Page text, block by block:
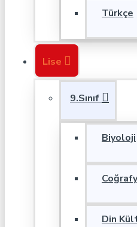
Türkçe
Lise
9.Sınıf
Biyoloji
Din